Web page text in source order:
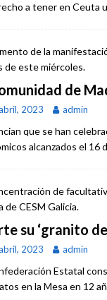
a tener en Ceuta
de
2023 admin
que se han
alcanzados el 16
su ‘granito
2023 admin
Estatal
en la Mesa en 12